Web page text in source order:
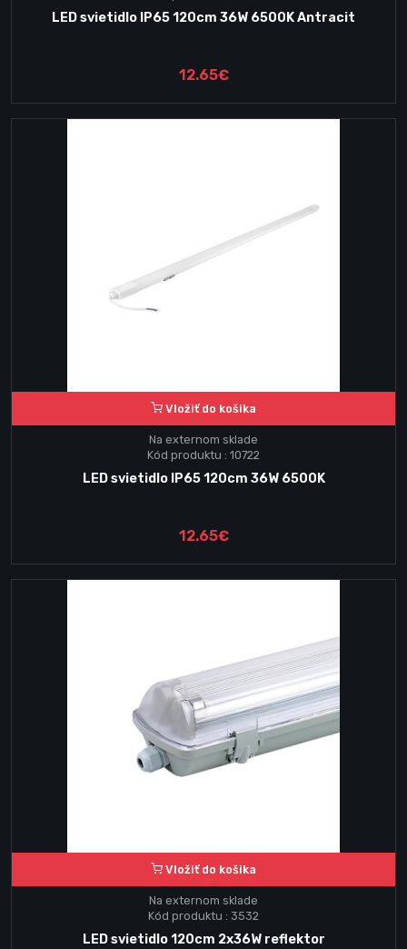
LED svietidlo IP65 120cm 36W 6500K Antracit
12.65€
Vložiť do košika
Na externom sklade
Kód produktu : 10722
LED svietidlo IP65 120cm 36W 6500K
12.65€
Vložiť do košika
Na externom sklade
Kód produktu : 3532
LED svietidlo 120cm 2x36W reflektor